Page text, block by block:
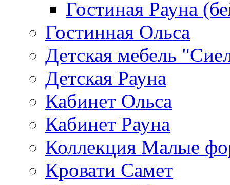
Гостиная Рауна
Гостинная Ольса
Детская мебель
Детская Рауна
Кабинет Ольса
Кабинет Рауна
Коллекция Малые
Кровати Самет